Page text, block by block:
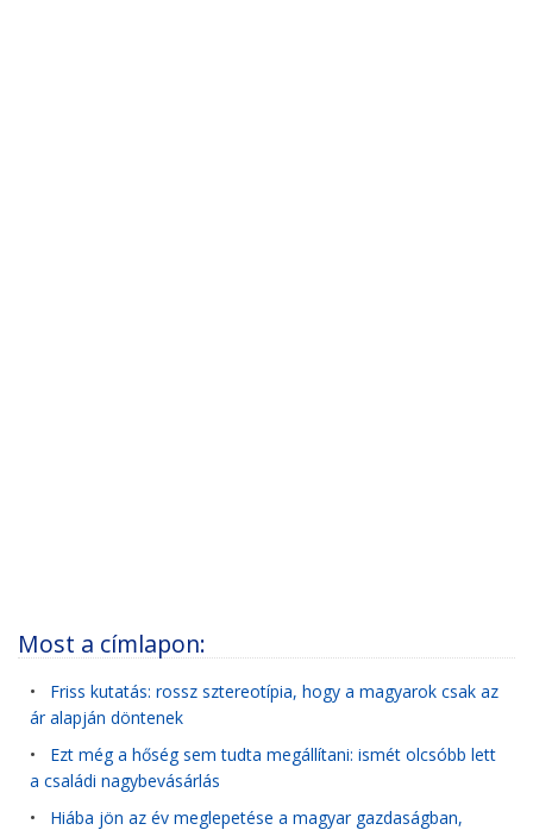
Most a címlapon:
• Friss kutatás: rossz sztereotípia, hogy a magyarok csak az
ár alapján döntenek
• Ezt még a hőség sem tudta megállítani: ismét olcsóbb lett
a családi nagybevásárlás
• Hiába jön az év meglepetése a magyar gazdaságban,